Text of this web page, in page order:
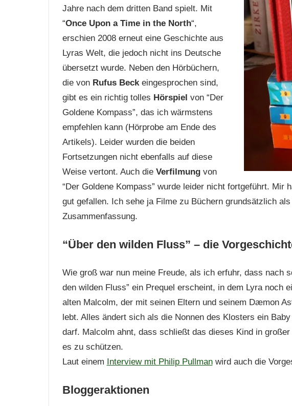
Jahre nach dem dritten Band spielt. Mit
“Once Upon a Time in the North“,
erschien 2008 erneut eine Geschichte aus
Lyras Welt, die jedoch nicht ins Deutsche
übersetzt wurde. Neben den Hörbüchern,
die von Rufus Beckeingesprochen sind,
gibt es ein richtig tolles Hörspiel von “Der
Goldene Kompass”, das ich wärmstens
empfehlen kann (Hörprobe am Ende des
Artikels). Leider wurden die beiden
Fortsetzungen nicht ebenfalls auf diese
Weise vertont. Auch die Verfilmungvon
“Der Goldene Kompass” wurde leider nicht fortgeführt. Mir
gut gefallen. Ich sehe ja Filme zu Büchern grundsätzlich
Zusammenfassung.
“Über den wilden Fluss” – die
Wie groß war nun meine Freude, als ich erfuhr, dass nach
den wilden Fluss” ein Prequel erscheint, in dem Lyra noch
alten Malcolm, der mit seinen Eltern und seinem Dæmon
lebt. Alles ändert sich als die Nonnen des Klosters ein
darf. Malcolm ahnt, dass schließt das dieses Kind in
es zu schützen.
Laut einem
Interview mit Philip Pullmanwird auch die
Bloggeraktionen